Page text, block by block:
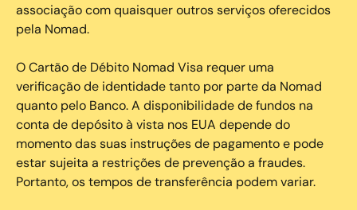
associação com quaisquer outros serviços oferecidos
pela Nomad.
O Cartão de Débito Nomad Visa requer uma
verificação de identidade tanto por parte da Nomad
quanto pelo Banco. A disponibilidade de fundos na
conta de depósito à vista nos EUA depende do
momento das suas instruções de pagamento e pode
estar sujeita a restrições de prevenção a fraudes.
Portanto, os tempos de transferência podem variar.